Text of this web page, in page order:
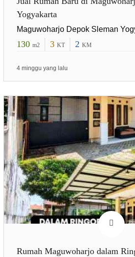
Yogyakarta
Maguwoharjo Depok Sleman
130 m2 3 KT 2 KM
4 minggu yang lalu
Rumah Maguwoharjo dalam